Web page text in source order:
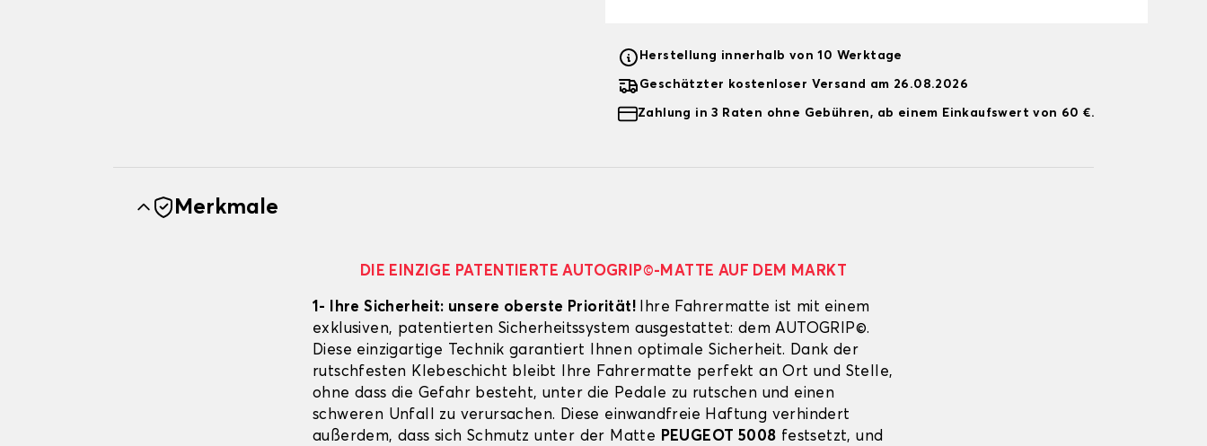
Herstellung innerhalb von 10 Werktage
Geschätzter kostenloser Versand am 26.08.2026
Zahlung in 3 Raten ohne Gebühren, ab einem Einkaufswert von 60 €.
Merkmale
DIE EINZIGE PATENTIERTE AUTOGRIP©-MATTE AUF DEM MARKT
1- Ihre Sicherheit: unsere oberste Priorität! Ihre Fahrermatte ist mit einem
exklusiven, patentierten Sicherheitssystem ausgestattet: dem AUTOGRIP©.
Diese einzigartige Technik garantiert Ihnen optimale Sicherheit. Dank der
rutschfesten Klebeschicht bleibt Ihre Fahrermatte perfekt an Ort und Stelle,
ohne dass die Gefahr besteht, unter die Pedale zu rutschen und einen
schweren Unfall zu verursachen. Diese einwandfreie Haftung verhindert
außerdem, dass sich Schmutz unter der Matte PEUGEOT 5008 festsetzt, und